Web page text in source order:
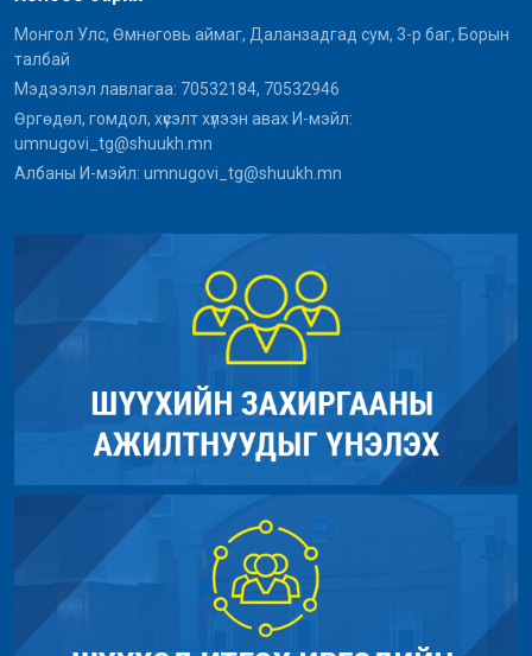
Монгол Улс, Өмнөговь аймаг, Даланзадгад сум, 3-р баг, Борын
талбай
Мэдээлэл лавлагаа: 70532184, 70532946
Өргөдөл, гомдол, хүсэлт хүлээн авах И-мэйл:
umnugovi_tg@shuukh.mn
Албаны И-мэйл: umnugovi_tg@shuukh.mn